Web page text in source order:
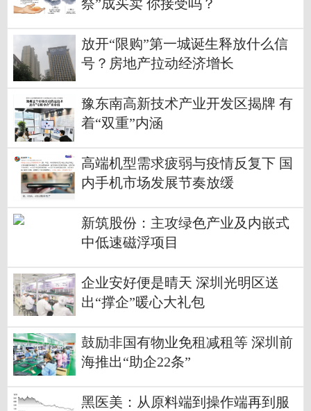
祭”成买卖 你接受吗？
放开“限购”第一城诞生释放什么信
号？房地产拉动经济增长
豫东南高新技术产业开发区揭牌 有
着“双重”内涵
高端机型需求疲弱与疫情反复下 国
内手机市场发展节奏放缓
新筑股份：主攻绿色产业及内嵌式
中低速磁浮项目
企业安好便是晴天 深圳光明区送
出“撑企”暖心大礼包
鼓励非国有物业免租减租等 深圳前
海推出“助企22条”
黑医美：从原料端到操作端再到服